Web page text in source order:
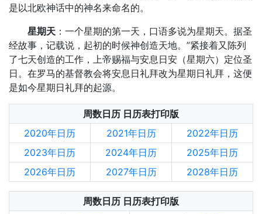
是以北欧神话中的神名来命名的。
星期天 ：一个星期的第一天，口语多说为星期天。据圣
经故事，记载说，起初的时候神创造天地。”紧接着又陈列
了七天创造的工作，上帝赐福与安息日安（星期六）定位圣
日。在罗马的基督教会将安息日礼拜改为星期日礼拜，这便
是如今星期日礼拜的起源。
周数日历 日历表打印版
2020年日历
2021年日历
2022年日历
2023年日历
2024年日历
2025年日历
2026年日历
2027年日历 2028年日历
周数日历 日历表打印版